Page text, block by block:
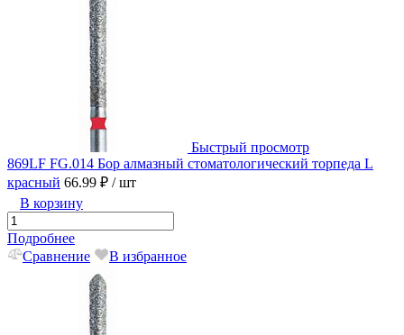
Быстрый просмотр
869LF FG.014 Бор алмазный стоматологический торпеда L
красный 66.99 ₽ / шт
В корзину
Подробнее
Сравнение
В избранное